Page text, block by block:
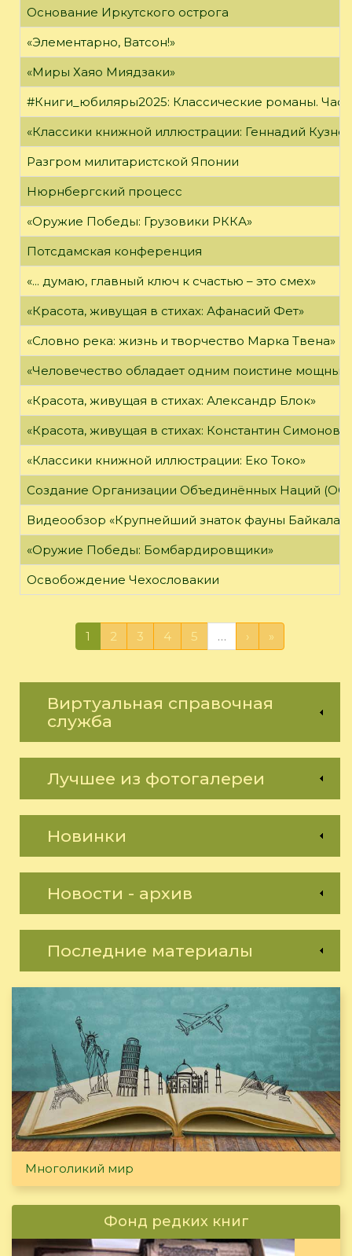
Основание Иркутского острога
«Элементарно, Ватсон!»
«Миры Хаяо Миядзаки»
#Книги_юбиляры2025: Классические романы.
«Классики книжной иллюстрации: Геннадий
Разгром милитаристской Японии
Нюрнбергский процесс
«Оружие Победы: Грузовики РККА»
Потсдамская конференция
«... думаю, главный ключ к счастью – это смех»
«Красота, живущая в стихах: Афанасий Фет»
«Словно река: жизнь и творчество Марка Твена»
«Человечество обладает одним поистине
«Красота, живущая в стихах: Александр Блок»
«Красота, живущая в стихах: Константин Симонов»
«Классики книжной иллюстрации: Еко Токо»
Создание Организации Объединённых Наций
Видеообзор «Крупнейший знаток фауны Байкала»
«Оружие Победы: Бомбардировщики»
Освобождение Чехословакии
1 2 3 4 5 … › »
Виртуальная справочная
служба
Лучшее из фотогалереи
Новинки
Новости - архив
Последние материалы
Многоликий мир
Фонд редких книг